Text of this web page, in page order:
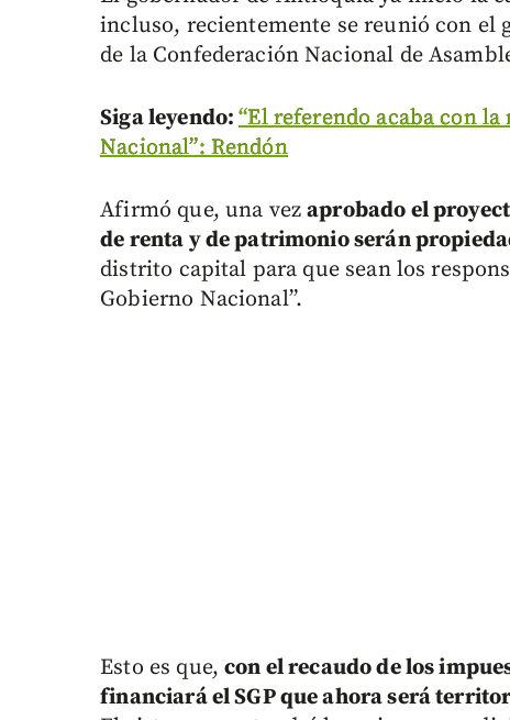
incluso, recientemente se reunió con el
de la Confederación Nacional de
Siga leyendo:“El referendo acaba con
Nacional”: Rendón
Afirmó que, una vezaprobado el
de renta y de patrimonio serán
distrito capital para que sean los
Gobierno Nacional”.
Esto es que,con el recaudo de los
financiará el SGP que ahora será